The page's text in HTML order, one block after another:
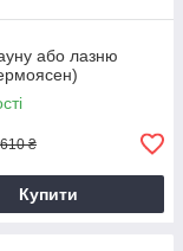
або лазню
610 ₴
Купити